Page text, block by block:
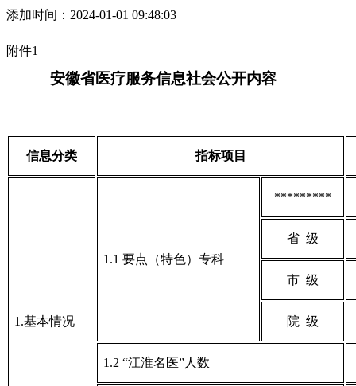
添加时间：2024-01-01 09:48:03
附件1
安徽省医疗服务信息社会公开内容
信息分类 指标项目
1.基本情况
1.1 要点（特色）专科
*********
省 级
市 级
院 级
1.2 “江淮名医”人数